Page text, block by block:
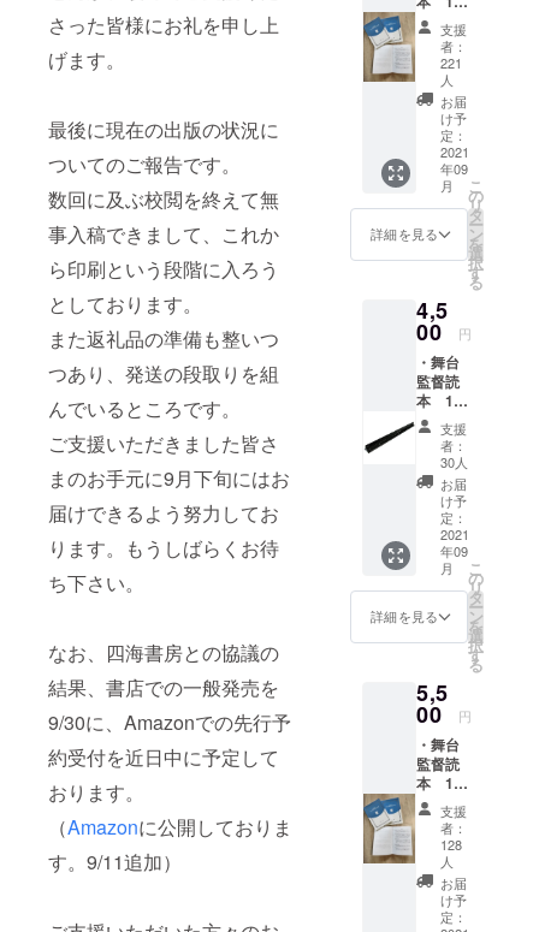
さった皆様にお礼を申し上
げます。
最後に現在の出版の状況に
ついてのご報告です。
数回に及ぶ校閲を終えて無
事入稿できまして、これか
ら印刷という段階に入ろう
としております。
また返礼品の準備も整いつ
つあり、発送の段取りを組
んでいるところです。
ご支援いただきました皆さ
まのお手元に9月下旬にはお
届けできるよう努力してお
ります。もうしばらくお待
ち下さい。
なお、四海書房との協議の
結果、書店での一般発売を
9/30に、Amazonでの先行予
約受付を近日中に予定して
おります。
（Amazonに公開しておりま
す。9/11追加）
澁谷壽久
田中伸幸
北條 孝 み
かみつか
さ 矢野森
ターンをお届け
します。(送料込
み) ・お
礼メー
ル ・あ
なたの
お名前
を協力
者とし
て本書
クレ
ジット
に記載
氏私家
版「極
私的舞
台監督
関連用
語集」
備考欄
に記載
のお名
前をご
記入く
ださ
い。(ペ
ンネー
ムも可)
＊みか
み氏私
監督関
連用語
集」
は、A6
版90
ページ
の冊
子。 用
語自体
は死語
が多い
とはい
え、特
支援
者：
221
人
お届
け予
定：
2021
年09
月
詳細を見る
こ
の
リ
タ
ー
ン
を
選
択
す
る
4,5
00 円
・舞台
監督読
本 1冊
(送料込
み) ・お
礼メー
ル ・あ
なたの
お名前
を協力
者とし
て本書
クレ
ジット
に記載
しま
舞台監
督御用
達の尺
貫法に
よる三
角ス
ケール
備考欄
に記載
のお名
前をご
記入く
ださ
支援
者：
30人
お届
け予
定：
2021
年09
月
詳細を見る
こ
の
リ
タ
ー
ン
を
選
択
す
る
5,5
00 円
・舞台
監督読
本 1冊
(送料込
み) ・お
礼メー
ル ・あ
なたの
お名前
を協力
支援
者：
128
人
お届
け予
定：